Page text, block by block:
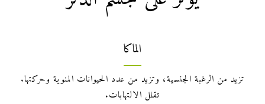
الماكا
تزيد من الرغبة الجنسية، وتزيد من عدد الحيوانات المنوية وحركتها.
تقلل الالتهابات.